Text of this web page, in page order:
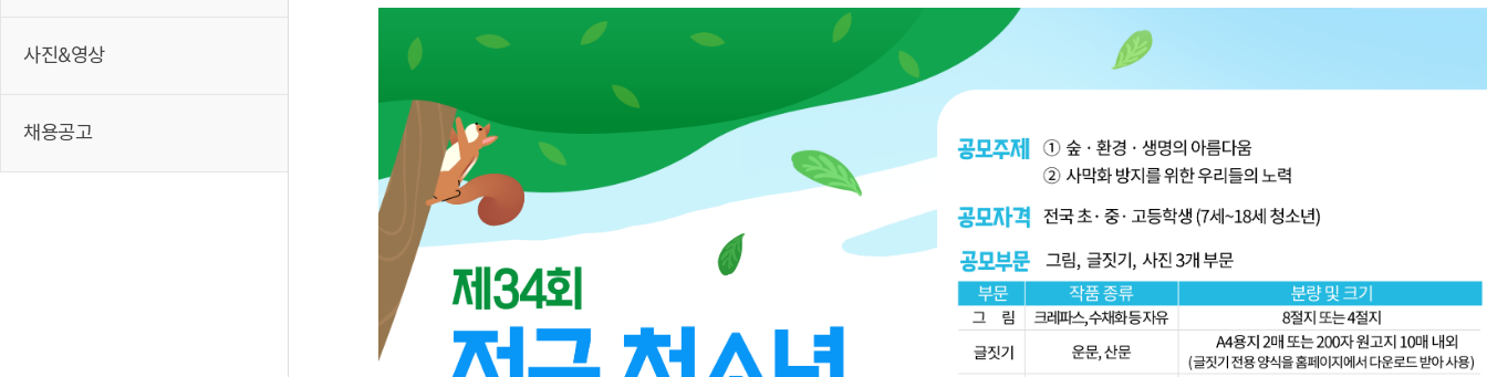
사진&영상
채용공고